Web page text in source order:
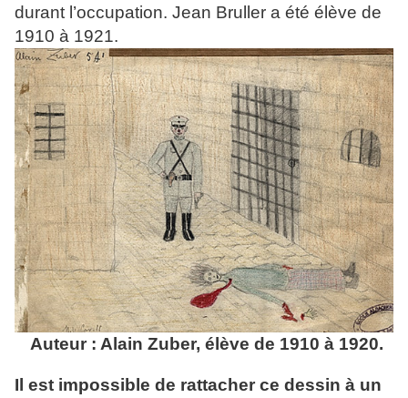
durant l’occupation. Jean Bruller a été élève de
1910 à 1921.
Auteur : Alain Zuber, élève de 1910 à 1920.
Il est impossible de rattacher ce dessin à un